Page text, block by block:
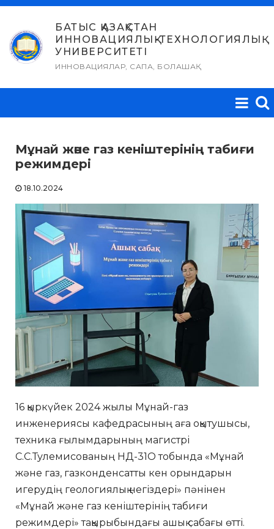
Skip
content
БАТЫС ҚАЗАҚСТАН
ИННОВАЦИЯЛЫҚ-ТЕХНОЛОГИЯЛЫҚ
УНИВЕРСИТЕТІ
ИННОВАЦИЯЛАР, САПА, БОЛАШАҚ
Мұнай және газ кеніштерінің табиғи
режимдері
18.10.2024
16 қыркүйек 2024 жылы Мұнай-газ
инженериясы кафедрасының аға оқытушысы,
техника ғылымдарының магистрі
С.С.Тулемисованың НД-31О тобында «Мұнай
және газ, газконденсатты кен орындарын
игерудің геологиялық негіздері» пәнінен
«Мұнай және газ кеніштерінің табиғи
режимдері» тақырыбындағы ашық сабағы өтті.